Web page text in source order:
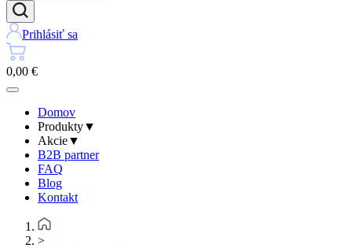
Prihlásiť sa
0,00 €
Domov
Produkty▼
Akcie▼
B2B partner
FAQ
Blog
Kontakt
>